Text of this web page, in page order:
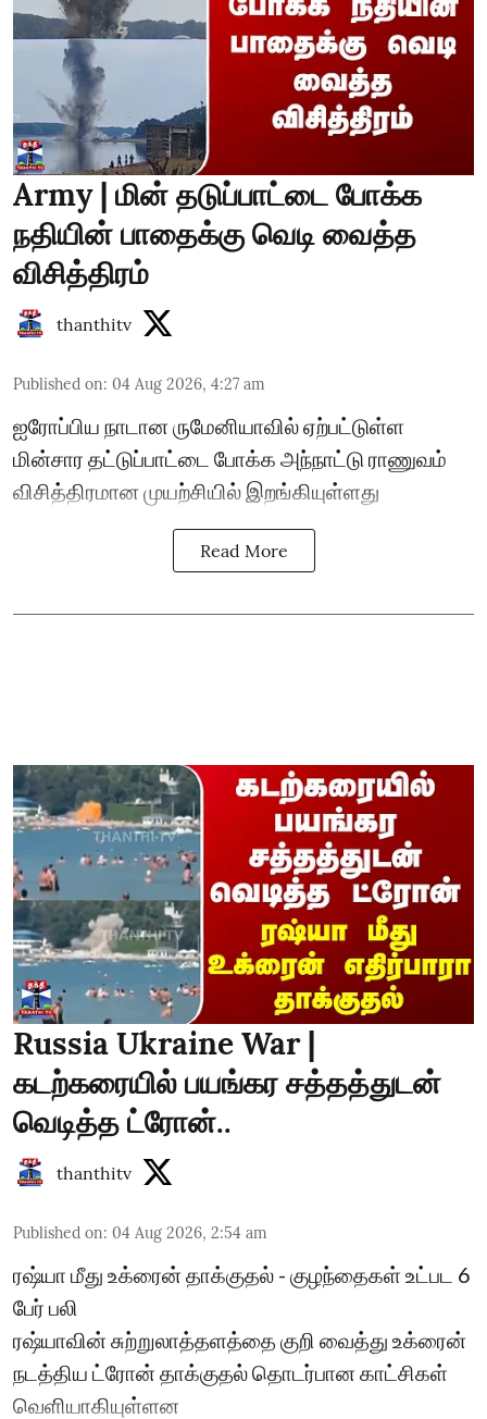
Army | மின் தடுப்பாட்டை போக்க
நதியின் பாதைக்கு வெடி வைத்த
விசித்திரம்
thanthitv
Published on: 04 Aug 2026, 4:27 am
ஐரோப்பிய நாடான ருமேனியாவில் ஏற்பட்டுள்ள
மின்சார தட்டுப்பாட்டை போக்க அந்நாட்டு ராணுவம்
விசித்திரமான முயற்சியில் இறங்கியுள்ளது
Read More
Russia Ukraine War |
கடற்கரையில் பயங்கர சத்தத்துடன்
வெடித்த ட்ரோன்..
thanthitv
Published on: 04 Aug 2026, 2:54 am
ரஷ்யா மீது உக்ரைன் தாக்குதல் - குழந்தைகள் உட்பட 6
பேர் பலி
ரஷ்யாவின் சுற்றுலாத்தளத்தை குறி வைத்து உக்ரைன்
நடத்திய ட்ரோன் தாக்குதல் தொடர்பான காட்சிகள்
வெளியாகியுள்ளன